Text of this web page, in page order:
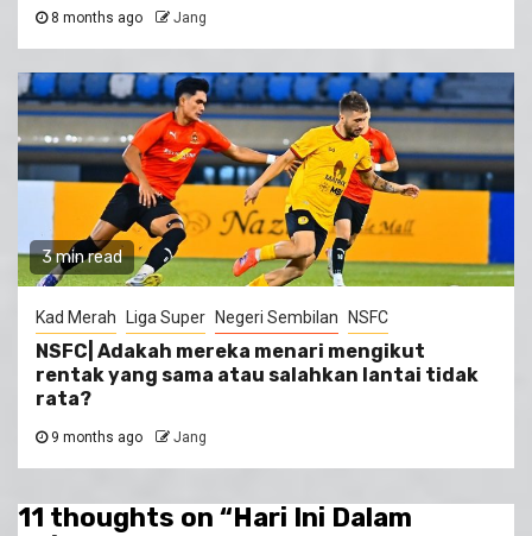
8 months ago Jang
3 min read
Kad Merah Liga Super Negeri Sembilan NSFC
NSFC| Adakah mereka menari mengikut
rentak yang sama atau salahkan lantai tidak
rata?
9 months ago Jang
11 thoughts on “Hari Ini Dalam